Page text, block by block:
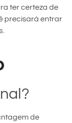
ter certeza de
precisará entrar
de